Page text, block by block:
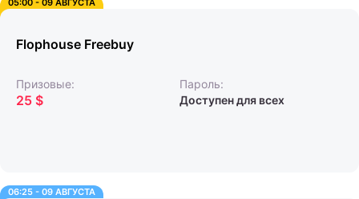
05:00 - 09 АВГУСТА
Flophouse Freebuy
Призовые:
25 $
Пароль:
Доступен для всех
06:25 - 09 АВГУСТА